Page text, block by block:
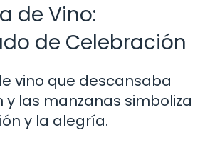
de Vino:
de Celebración
vino que descansaba
y las manzanas simboliza
y la alegría.